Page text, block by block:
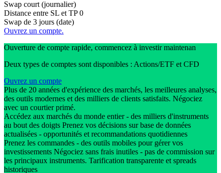
Swap court (journalier)
Distance entre SL et TP 0
Swap de 3 jours (date)
Ouvrez un compte.
Ouverture de compte rapide, commencez à investir maintenan
Deux types de comptes sont disponibles : Actions/ETF et CFD
Ouvrez un compte
Plus de 20 années d'expérience des marchés, les meilleures analyses,
des outils modernes et des milliers de clients satisfaits. Négociez
avec un courtier primé.
Accédez aux marchés du monde entier - des milliers d'instruments
au bout des doigts Prenez vos décisions sur base de données
actualisées - opportunités et recommandations quotidiennes
Prenez les commandes - des outils mobiles pour gérer vos
investissements Négociez sans frais inutiles - pas de commission sur
les principaux instruments. Tarification transparente et spreads
historiques